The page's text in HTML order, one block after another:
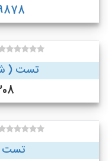
تست (
()
تست